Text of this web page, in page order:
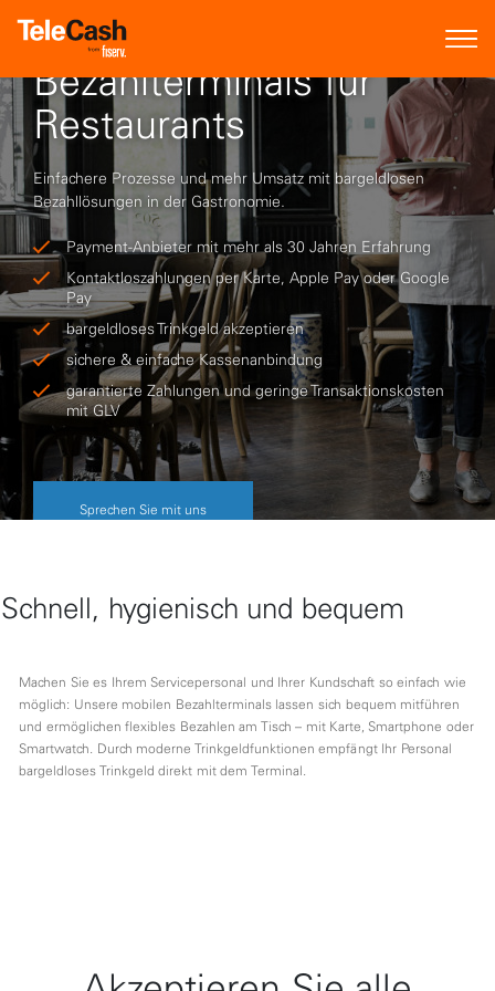
Bezahlterminals für
Restaurants
Einfachere Prozesse und mehr Umsatz mit bargeldlosen
Bezahllösungen in der Gastronomie.
Payment-Anbieter mit mehr als 30 Jahren Erfahrung
Kontaktloszahlungen per Karte, Apple Pay oder Google
Pay
bargeldloses Trinkgeld akzeptieren
sichere & einfache Kassenanbindung
garantierte Zahlungen und geringe Transaktionskosten
mit GLV
Sprechen Sie mit uns
Schnell, hygienisch und bequem
Machen Sie es Ihrem Servicepersonal und Ihrer Kundschaft so einfach wie
möglich: Unsere mobilen Bezahlterminals lassen sich bequem mitführen
und ermöglichen flexibles Bezahlen am Tisch – mit Karte, Smartphone oder
Smartwatch. Durch moderne Trinkgeldfunktionen empfängt Ihr Personal
bargeldloses Trinkgeld direkt mit dem Terminal.